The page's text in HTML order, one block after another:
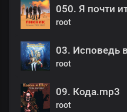
050. Я почти
root
03. Исповедь
root
09. Кода.mp3
root